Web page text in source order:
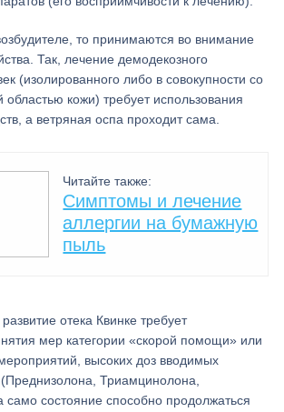
то принимаются во внимание
Так, лечение демодекозного
(изолированного либо в совокупности со
кожи) требует использования
а ветряная оспа проходит сама.
Читайте также:
Симптомы и лечение
аллергии на бумажную
пыль
отека Квинке требует
мер категории «скорой помощи» или
высоких доз вводимых
(Преднизолона, Триамцинолона,
само состояние способно продолжаться